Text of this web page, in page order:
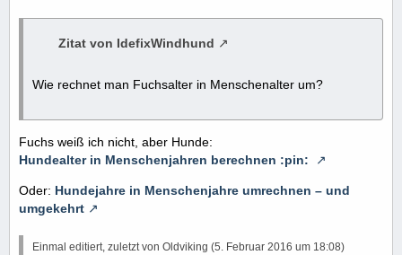
Zitat von IdefixWindhund
Wie rechnet man Fuchsalter in Menschenalter um?
Fuchs weiß ich nicht, aber Hunde:
Hundealter in Menschenjahren berechnen :pin:
Oder: Hundejahre in Menschenjahre umrechnen – und
umgekehrt
Einmal editiert, zuletzt von Oldviking (5. Februar 2016 um 18:08)